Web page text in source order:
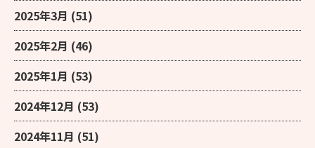
2025年3月 (51)
2025年2月 (46)
2025年1月 (53)
2024年12月 (53)
2024年11月 (51)